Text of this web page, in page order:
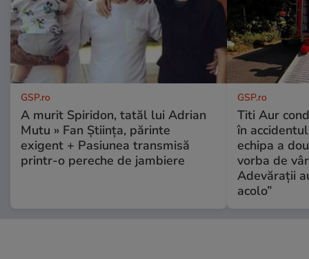
GSP.ro
A murit Spiridon, tatăl lui Adrian
Mutu » Fan Știința, părinte
exigent + Pasiunea transmisă
printr-o pereche de jambiere
GSP.ro
Titi Aur
în
echipa a
vorba de
Adevărații
acolo”